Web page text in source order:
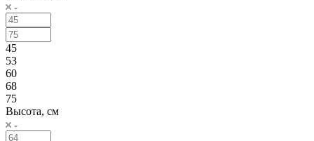
45
53
60
68
75
Высота, см